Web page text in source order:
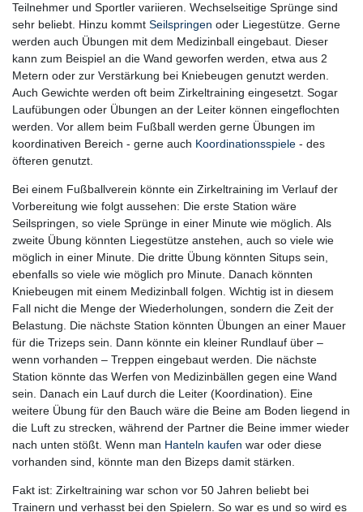
Teilnehmer und Sportler variieren. Wechselseitige Sprünge sind
sehr beliebt. Hinzu kommt Seilspringen oder Liegestütze. Gerne
werden auch Übungen mit dem Medizinball eingebaut. Dieser
kann zum Beispiel an die Wand geworfen werden, etwa aus 2
Metern oder zur Verstärkung bei Kniebeugen genutzt werden.
Auch Gewichte werden oft beim Zirkeltraining eingesetzt. Sogar
Laufübungen oder Übungen an der Leiter können eingeflochten
werden. Vor allem beim Fußball werden gerne Übungen im
koordinativen Bereich - gerne auch Koordinationsspiele - des
öfteren genutzt.
Bei einem Fußballverein könnte ein Zirkeltraining im Verlauf der
Vorbereitung wie folgt aussehen: Die erste Station wäre
Seilspringen, so viele Sprünge in einer Minute wie möglich. Als
zweite Übung könnten Liegestütze anstehen, auch so viele wie
möglich in einer Minute. Die dritte Übung könnten Situps sein,
ebenfalls so viele wie möglich pro Minute. Danach könnten
Kniebeugen mit einem Medizinball folgen. Wichtig ist in diesem
Fall nicht die Menge der Wiederholungen, sondern die Zeit der
Belastung. Die nächste Station könnten Übungen an einer Mauer
für die Trizeps sein. Dann könnte ein kleiner Rundlauf über –
wenn vorhanden – Treppen eingebaut werden. Die nächste
Station könnte das Werfen von Medizinbällen gegen eine Wand
sein. Danach ein Lauf durch die Leiter (Koordination). Eine
weitere Übung für den Bauch wäre die Beine am Boden liegend in
die Luft zu strecken, während der Partner die Beine immer wieder
nach unten stößt. Wenn man Hanteln kaufen war oder diese
vorhanden sind, könnte man den Bizeps damit stärken.
Fakt ist: Zirkeltraining war schon vor 50 Jahren beliebt bei
Trainern und verhasst bei den Spielern. So war es und so wird es